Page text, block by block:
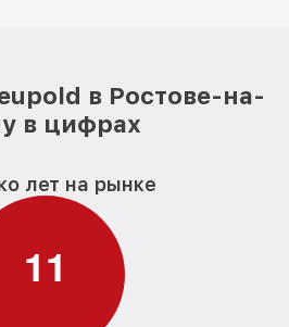
в Ростове-на-
в цифрах
лет на рынке
11